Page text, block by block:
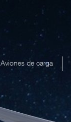
Aviones de carga